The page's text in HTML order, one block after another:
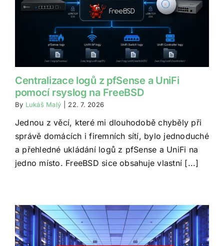
Centralizace logů z pfSense a UniFi
pomocí rsyslog na FreeBSD
By Lukáš Malý 22. 7. 2026
Jednou z věcí, které mi dlouhodobě chyběly při
správě domácích i firemních sítí, bylo jednoduché
a přehledné ukládání logů z pfSense a UniFi na
jedno místo. FreeBSD sice obsahuje vlastní [...]